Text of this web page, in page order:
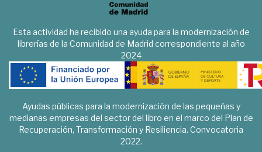
Esta actividad ha recibido una ayuda para la modernización de
librerías de la Comunidad de Madrid correspondiente al año
2024
Ayudas públicas para la modernización de las pequeñas y
medianas empresas del sector del libro en el marco del Plan de
Recuperación, Transformación y Resiliencia. Convocatoria
2022.